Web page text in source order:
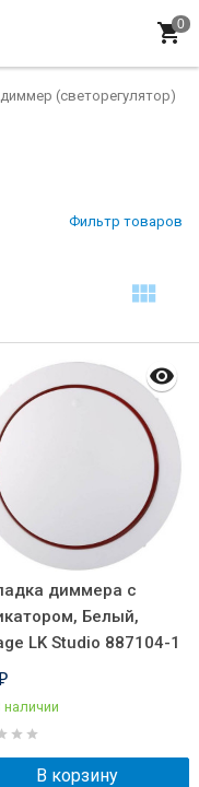
(светорегулятор)
Фильтр товаров
диммера с
Белый,
LK Studio 887104-1
наличии
В корзину